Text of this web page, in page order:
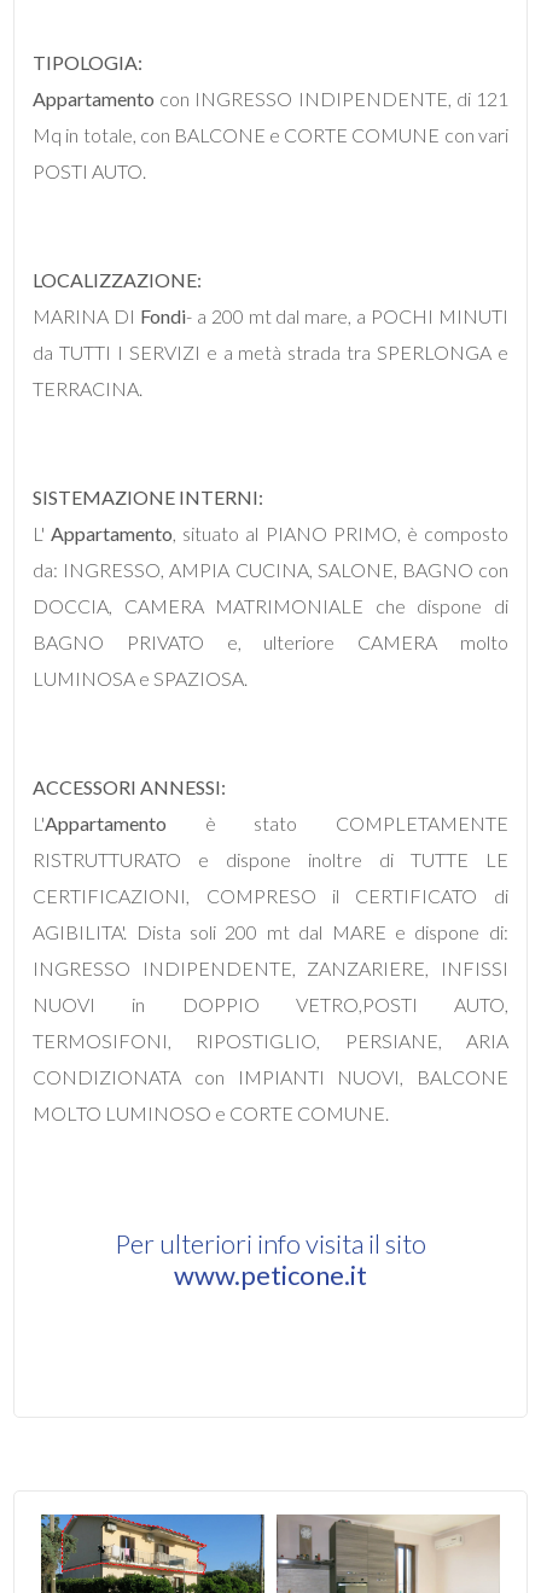
TIPOLOGIA:
Appartamento con INGRESSO INDIPENDENTE, di 121
Mq in totale, con BALCONE e CORTE COMUNE con vari
POSTI AUTO.
LOCALIZZAZIONE:
MARINA DI Fondi- a 200 mt dal mare, a POCHI MINUTI
da TUTTI I SERVIZI e a metà strada tra SPERLONGA e
TERRACINA.
SISTEMAZIONE INTERNI:
L'Appartamento, situato al PIANO PRIMO, è composto
da: INGRESSO, AMPIA CUCINA, SALONE, BAGNO con
DOCCIA, CAMERA MATRIMONIALE che dispone di
BAGNO PRIVATO e, ulteriore CAMERA molto
LUMINOSA e SPAZIOSA.
ACCESSORI ANNESSI:
L'Appartamento è stato COMPLETAMENTE
RISTRUTTURATO e dispone inoltre di TUTTE LE
CERTIFICAZIONI, COMPRESO il CERTIFICATO di
AGIBILITA'. Dista soli 200 mt dal MARE e dispone di:
INGRESSO INDIPENDENTE, ZANZARIERE, INFISSI
NUOVI in DOPPIO VETRO,POSTI AUTO,
TERMOSIFONI, RIPOSTIGLIO, PERSIANE, ARIA
CONDIZIONATA con IMPIANTI NUOVI, BALCONE
MOLTO LUMINOSO e CORTE COMUNE.
Per ulteriori info visita il sito
www.peticone.it
1
3
4
5
Bagni
minimi
Qualsiasi
1
2
1